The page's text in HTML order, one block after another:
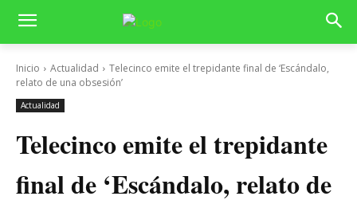
Inicio Actualidad
Telecinco emite el trepidante final de ‘Escándalo,
relato de una obsesión’
Actualidad
Telecinco emite el trepidante
final de ‘Escándalo, relato de